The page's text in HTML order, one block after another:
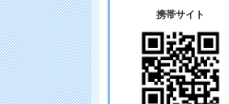
携帯サイト